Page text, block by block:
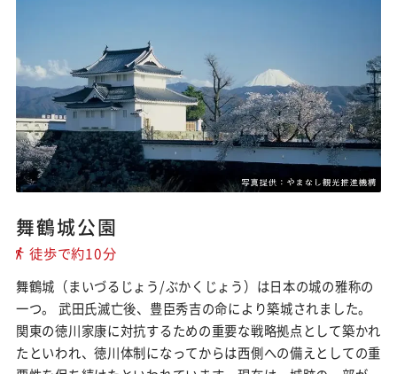
舞鶴城公園
徒歩で約10分
舞鶴城（まいづるじょう/ぶかくじょう）は日本の城の雅称の
一つ。 武田氏滅亡後、豊臣秀吉の命により築城されました。
関東の徳川家康に対抗するための重要な戦略拠点として築かれ
たといわれ、徳川体制になってからは西側への備えとしての重